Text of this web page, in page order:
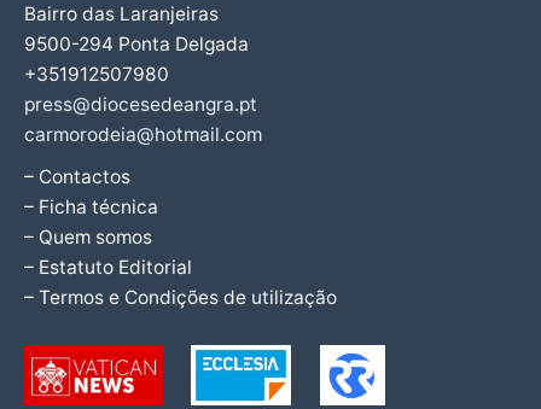
Bairro das Laranjeiras
9500-294 Ponta Delgada
+351912507980
press@diocesedeangra.pt
carmorodeia@hotmail.com
– Contactos
– Ficha técnica
– Quem somos
– Estatuto Editorial
– Termos e Condições de utilização